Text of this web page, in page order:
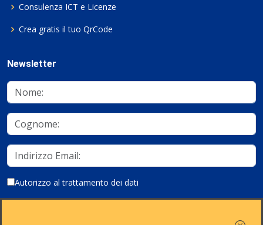
Consulenza ICT e Licenze
Crea gratis il tuo QrCode
Newsletter
Autorizzo al trattamento dei dati